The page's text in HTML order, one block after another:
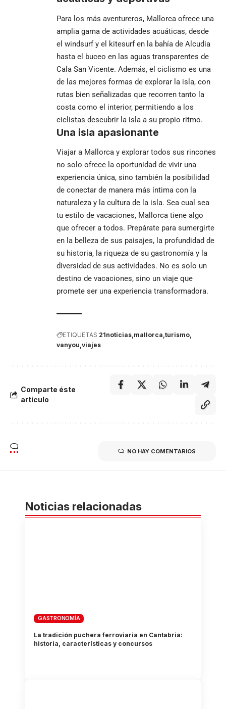
Para los más aventureros, Mallorca ofrece una
amplia gama de actividades acuáticas, desde
el windsurf y el kitesurf en la bahía de Alcudia
hasta el buceo en las aguas transparentes de
Cala San Vicente. Además, el ciclismo es una
de las mejores formas de explorar la isla, con
rutas bien señalizadas que recorren tanto la
costa como el interior, permitiendo a los
ciclistas descubrir la isla a su propio ritmo.
Una isla apasionante
Viajar a Mallorca y explorar todos sus rincones
no solo ofrece la oportunidad de vivir una
experiencia única, sino también la posibilidad
de conectar de manera más íntima con la
naturaleza y la cultura de la isla. Sea cual sea
tu estilo de vacaciones, Mallorca tiene algo
que ofrecer a todos. Prepárate para sumergirte
en la belleza de sus paisajes, la profundidad de
su historia, la riqueza de su gastronomía y la
diversidad de sus actividades. No es solo un
destino de vacaciones, sino un viaje que
promete ser una experiencia transformadora.
ETIQUETAS 21noticias mallorca turismo
vanyou viajes
Comparte éste
artículo
NO HAY COMENTARIOS
Noticias relacionadas
GASTRONOMÍA
La tradición puchera ferroviaria en Cantabria:
historia, características y concursos